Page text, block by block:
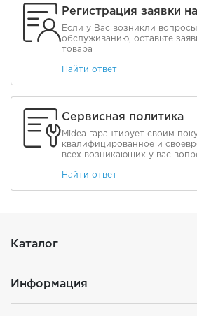
Регистрация заявки
Если у Вас возникли
обслуживанию, оставьте
товара
Найти ответ
Сервисная политика
Midea гарантирует своим
квалифицированное и
всех возникающих у вас
Найти ответ
Каталог
Информация